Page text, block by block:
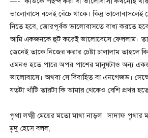
ভালোবাসে বলেই বেঁচে থাকে। কিন্তু
নিতে হবে, জোরপূর্বক ভালোবাসতে বাধ্য করতে
আমি একজনকে হুট করেই ভালোবেসে ফেললাম।
জেনেই তাকে নিজের করার চেষ্টা চালালাম তাহলে
এমনও হতে পারে অপর পাশের মানুষটাও অন্য
ভালোবাসে। অথবা সে বিবাহিত বা এনগেজড।
যতটা খাঁটি তারটা কি আমার থেকেও বেশি প্রখর
পৃথা লক্ষ্মী মেয়ের মতো মাথা নাড়ল। সাদাফ পৃথার
মৃদু হেসে বলল,